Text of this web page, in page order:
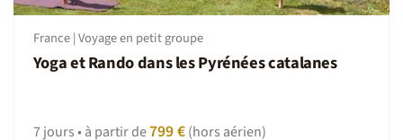
Moniteur de ski, accompagnateur en montagne (pas
d'encadrement pour le ski alpin).
France | Voyage en petit groupe
Yoga et Rando dans les Pyrénées catalanes
7 jours • à partir de799 €(hors aérien)